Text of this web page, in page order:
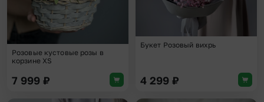
Розовые кустовые розы в
корзине XS
7 999 ₽
Букет Розовый вихрь
4 299 ₽